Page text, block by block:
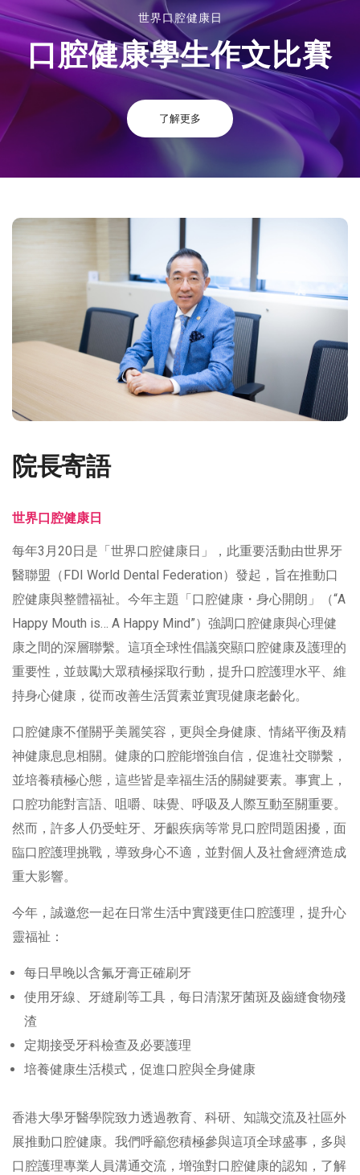
世界口腔健康日
口腔健康學生作文比賽
了解更多
院長寄語
世界口腔健康日
每年3月20日是「世界口腔健康日」，此重要活動由世界牙
醫聯盟（FDI World Dental Federation）發起，旨在推動口
腔健康與整體福祉。今年主題「口腔健康・身心開朗」（“A
Happy Mouth is… A Happy Mind”）強調口腔健康與心理健
康之間的深層聯繫。這項全球性倡議突顯口腔健康及護理的
重要性，並鼓勵大眾積極採取行動，提升口腔護理水平、維
持身心健康，從而改善生活質素並實現健康老齡化。
口腔健康不僅關乎美麗笑容，更與全身健康、情緒平衡及精
神健康息息相關。健康的口腔能增強自信，促進社交聯繫，
並培養積極心態，這些皆是幸福生活的關鍵要素。事實上，
口腔功能對言語、咀嚼、味覺、呼吸及人際互動至關重要。
然而，許多人仍受蛀牙、牙齦疾病等常見口腔問題困擾，面
臨口腔護理挑戰，導致身心不適，並對個人及社會經濟造成
重大影響。
今年，誠邀您一起在日常生活中實踐更佳口腔護理，提升心
靈福祉：
每日早晚以含氟牙膏正確刷牙
使用牙線、牙縫刷等工具，每日清潔牙菌斑及齒縫食物殘
渣
定期接受牙科檢查及必要護理
培養健康生活模式，促進口腔與全身健康
香港大學牙醫學院致力透過教育、科研、知識交流及社區外
展推動口腔健康。我們呼籲您積極參與這項全球盛事，多與
口腔護理專業人員溝通交流，增強對口腔健康的認知，了解